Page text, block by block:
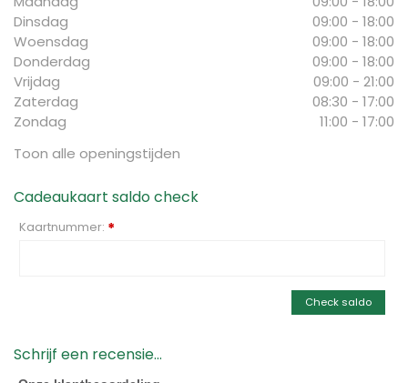
Dinsdag
09:00 - 18:00
Woensdag
09:00 - 18:00
Donderdag
09:00 - 18:00
Vrijdag
09:00 - 21:00
Zaterdag
08:30 - 17:00
Zondag
11:00 - 17:00
Toon alle openingstijden
Cadeaukaart saldo check
Kaartnummer: *
Check saldo
Schrijf een recensie...